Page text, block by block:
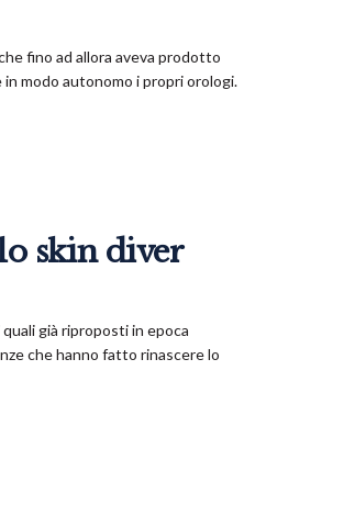
fino ad allora aveva prodotto
in modo autonomo i propri orologi.
skin diver
già riproposti in epoca
che hanno fatto rinascere lo